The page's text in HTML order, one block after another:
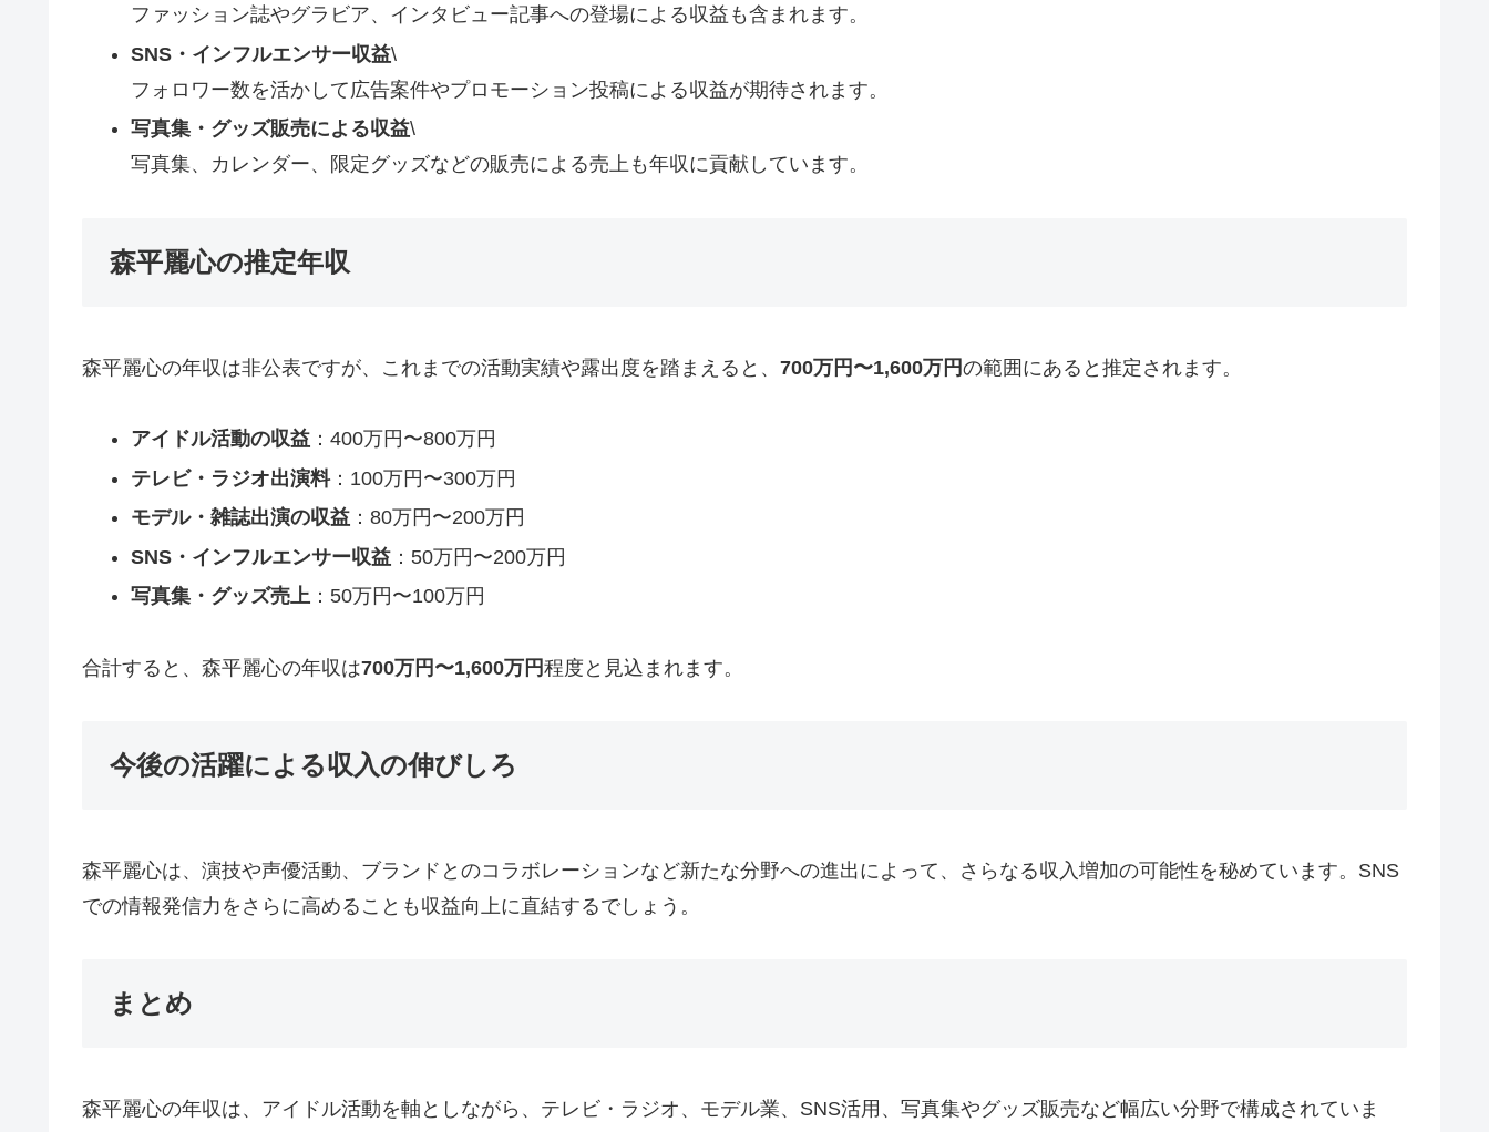
ファッション誌やグラビア、インタビュー記事への登場による収益も含まれます。
SNS・インフルエンサー収益\
フォロワー数を活かして広告案件やプロモーション投稿による収益が期待されます。
写真集・グッズ販売による収益\
写真集、カレンダー、限定グッズなどの販売による売上も年収に貢献しています。
森平麗心の推定年収
森平麗心の年収は非公表ですが、これまでの活動実績や露出度を踏まえると、 700万円〜1,600万円の範囲にあると推定されます。
アイドル活動の収益：400万円〜800万円
テレビ・ラジオ出演料：100万円〜300万円
モデル・雑誌出演の収益：80万円〜200万円
SNS・インフルエンサー収益：50万円〜200万円
写真集・グッズ売上：50万円〜100万円
合計すると、森平麗心の年収は700万円〜1,600万円程度と見込まれます。
今後の活躍による収入の伸びしろ
森平麗心は、演技や声優活動、ブランドとのコラボレーションなど新たな分野への進出によって、さらなる収入増加の可能性を秘めています。SNS
での情報発信力をさらに高めることも収益向上に直結するでしょう。
まとめ
森平麗心の年収は、アイドル活動を軸としながら、テレビ・ラジオ、モデル業、SNS活用、写真集やグッズ販売など幅広い分野で構成されていま